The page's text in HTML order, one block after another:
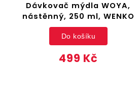
Dávkovač mýdla WOYA,
nástěnný, 250 ml, WENKO
499 Kč
Do košíku